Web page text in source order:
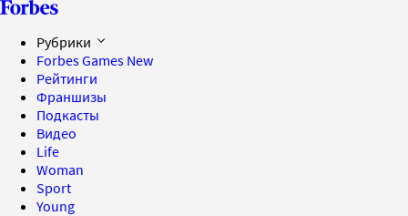
Рубрики
Forbes Games New
Рейтинги
Франшизы
Подкасты
Видео
Life
Woman
Sport
Young